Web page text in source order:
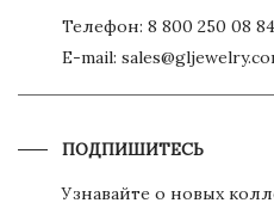
Телефон: 8 800 250 08 84
E-mail:
ПОДПИШИТЕСЬ
Узнавайте о новых